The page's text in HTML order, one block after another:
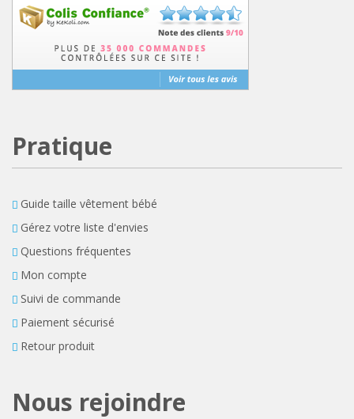
Pratique
Guide taille vêtement bébé
Gérez votre liste d'envies
Questions fréquentes
Mon compte
Suivi de commande
Paiement sécurisé
Retour produit
Nous rejoindre